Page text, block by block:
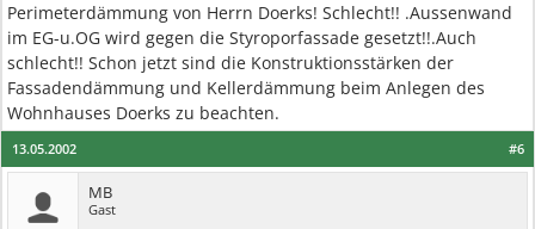
Perimeterdämmung von Herrn Doerks! Schlecht!! .Aussenwand
im EG-u.OG wird gegen die Styroporfassade gesetzt!!.Auch
schlecht!! Schon jetzt sind die Konstruktionsstärken der
Fassadendämmung und Kellerdämmung beim Anlegen des
Wohnhauses Doerks zu beachten.
#6
13.05.2002
MB
Gast